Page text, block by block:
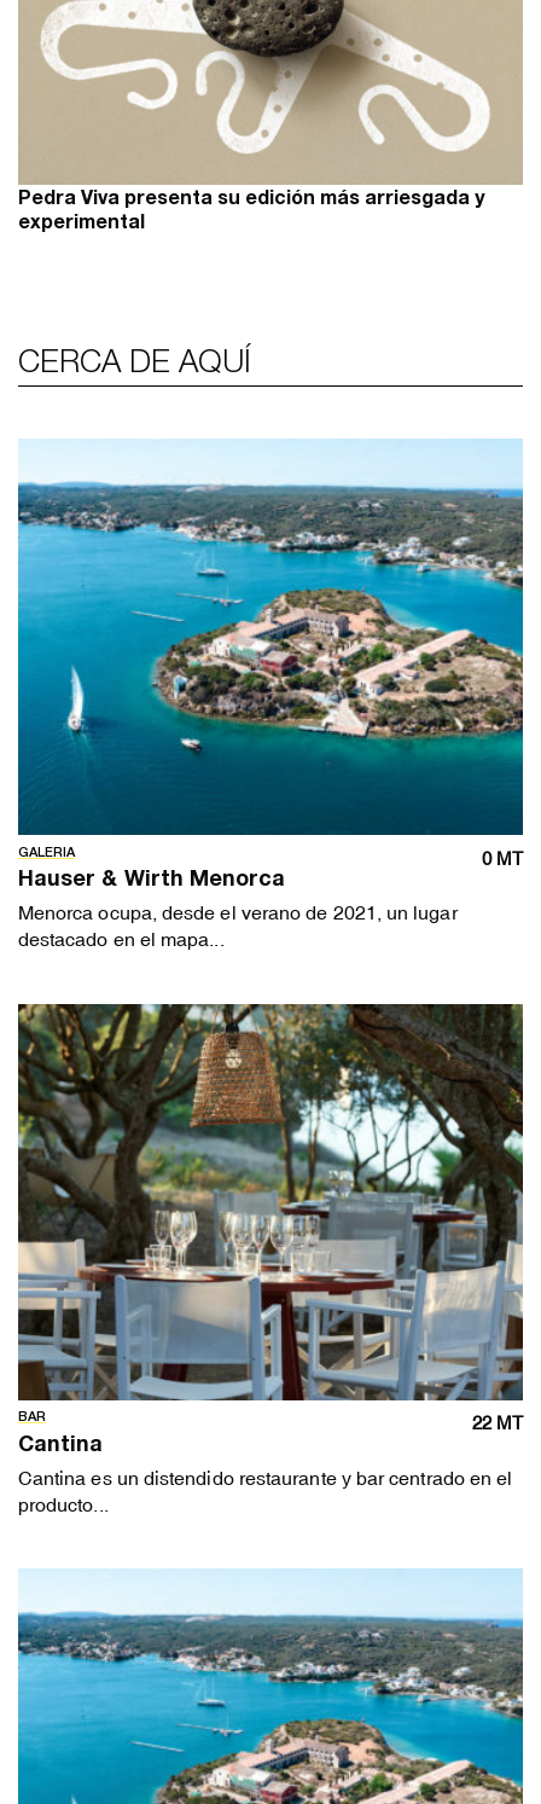
Pedra Viva presenta su edición más arriesgada y
experimental
CERCA DE AQUÍ
GALERIA 0 MT
Hauser & Wirth Menorca
Menorca ocupa, desde el verano de 2021, un lugar
destacado en el mapa...
BAR 22 MT
Cantina
Cantina es un distendido restaurante y bar centrado en el
producto...